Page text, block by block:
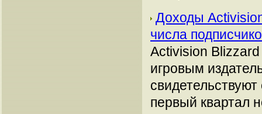
Доходы
числа
Activision
игровым
первый квартал